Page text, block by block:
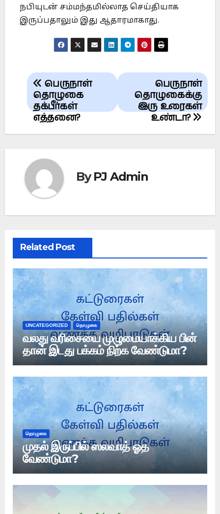
நபியுடன் சம்மந்தமில்லாத செய்தியாக
இருப்பதாலும் இது ஆதாரமாகாது.
Post
navigation
பெருநாள்
தொழுகைக்கு
இரு உரைகள்
உண்டா?
பெருநாள்
தொழுகை
தக்பீர்கள்
எத்தனை?
ByPJ Admin
Related Post
UNCATEGORIZED தொழுகை
வலது வரிசையை முழுமையாக்கிய பின்
தான் இடது பக்கம் நிற்க வேண்டுமா?
தொழுகை
முதல் இருப்பில் ஸலவாத் ஓத
வேண்டுமா?